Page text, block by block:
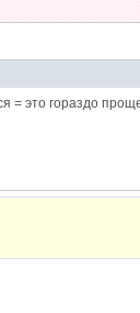
= это гораздо